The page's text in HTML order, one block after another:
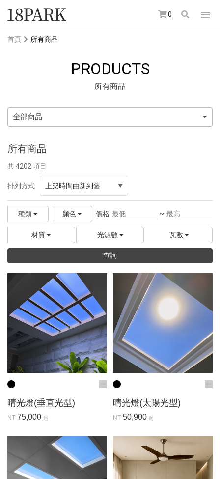
0
首頁 所有商品
PRODUCTS
所有商品
全部商品
所有商品
共 4202 項目
排列方式 上架時間由新到舊
種類 顏色 價格 ~
材質 光源數 瓦數
查詢
晴光燈(垂直光型)
NT 75,000 起
晴光燈(太陽光型)
NT 50,900 起